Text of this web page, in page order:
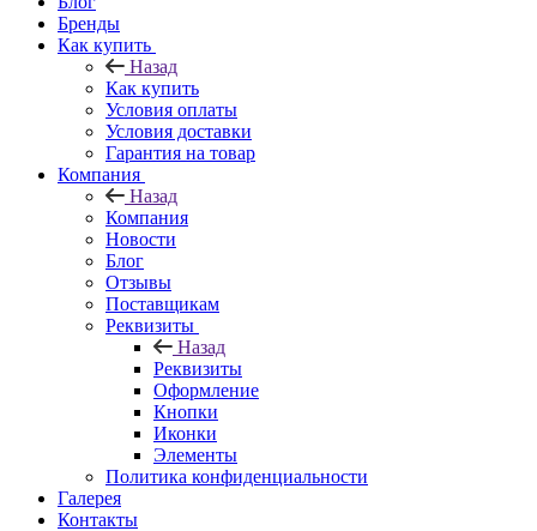
Бренды
Как купить
Назад
Как купить
Условия оплаты
Условия доставки
Гарантия на товар
Компания
Назад
Компания
Новости
Блог
Отзывы
Поставщикам
Реквизиты
Назад
Реквизиты
Оформление
Кнопки
Иконки
Элементы
Политика конфиденциальности
Галерея
Контакты